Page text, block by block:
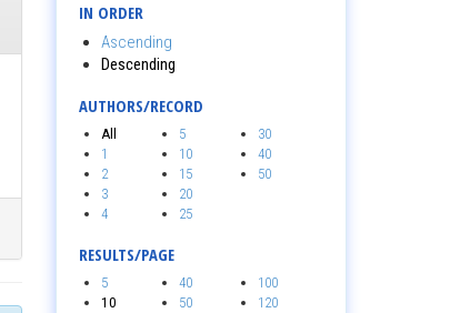
IN ORDER
Ascending
Descending
AUTHORS/RECORD
All
1
2
3
4
5
10
15
20
25
30
40
50
RESULTS/PAGE
5
10
40
50
100
120